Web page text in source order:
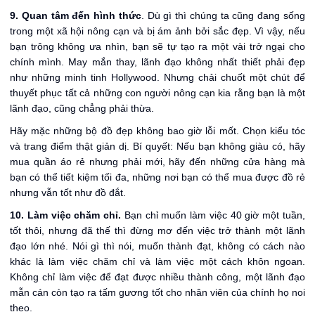
9. Quan tâm đến hình thức. Dù gì thì chúng ta cũng đang sống
trong một xã hội nông cạn và bị ám ảnh bởi sắc đẹp. Vì vậy, nếu
bạn trông không ưa nhìn, bạn sẽ tự tạo ra một vài trở ngại cho
chính mình. May mắn thay, lãnh đạo không nhất thiết phải đẹp
như những minh tinh Hollywood. Nhưng chải chuốt một chút để
thuyết phục tất cả những con người nông cạn kia rằng bạn là một
lãnh đạo, cũng chẳng phải thừa.
Hãy mặc những bộ đồ đẹp không bao giờ lỗi mốt. Chọn kiểu tóc
và trang điểm thật giản dị. Bí quyết: Nếu bạn không giàu có, hãy
mua quần áo rẻ nhưng phải mới, hãy đến những cửa hàng mà
bạn có thể tiết kiệm tối đa, những nơi bạn có thể mua được đồ rẻ
nhưng vẫn tốt như đồ đắt.
10. Làm việc chăm chỉ. Bạn chỉ muốn làm việc 40 giờ một tuần,
tốt thôi, nhưng đã thế thì đừng mơ đến việc trở thành một lãnh
đạo lớn nhé. Nói gì thì nói, muốn thành đạt, không có cách nào
khác là làm việc chăm chỉ và làm việc một cách khôn ngoan.
Không chỉ làm việc để đạt được nhiều thành công, một lãnh đạo
mẫn cán còn tạo ra tấm gương tốt cho nhân viên của chính họ noi
theo.